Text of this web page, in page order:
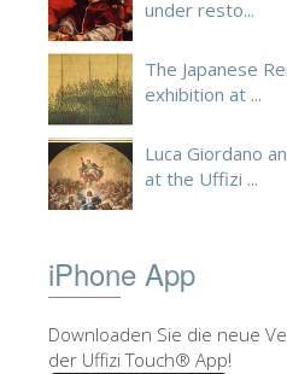
under resto...
The Japanese
exhibition at ...
Luca Giordano
at the Uffizi ...
iPhone App
Downloaden Sie die neue
der Uffizi Touch® App!